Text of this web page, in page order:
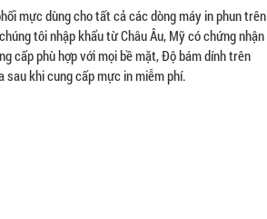
mực dùng cho tất cả các dòng máy in phun trên
tôi nhập khẩu từ Châu Âu, Mỹ có chứng nhận
cấp phù hợp với mọi bề mặt, Độ bám dính trên
khi cung cấp mực in miễm phí.